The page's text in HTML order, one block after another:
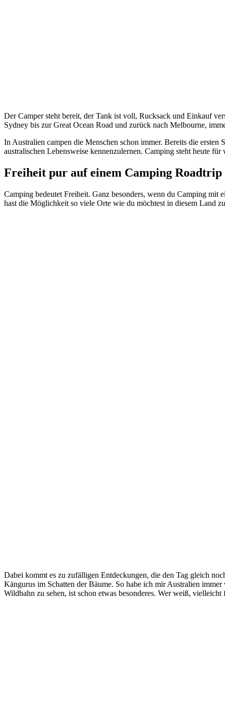
Der Camper steht bereit, der Tank ist voll, Rucksack und Einkauf
Sydney bis zur Great Ocean Road und zurück nach Melbourne,
In Australien campen die Menschen schon immer. Bereits die
australischen Lebensweise kennenzulernen. Camping steht heute
Freiheit pur auf einem Camping
Camping bedeutet Freiheit. Ganz besonders, wenn du Camping
hast die Möglichkeit so viele Orte wie du möchtest in diesem Land
Dabei kommt es zu zufälligen Entdeckungen, die den Tag gleich
Kängurus im Schatten der Bäume. So habe ich mir Australien
Wildbahn zu sehen, ist schon etwas besonderes. Wer weiß,